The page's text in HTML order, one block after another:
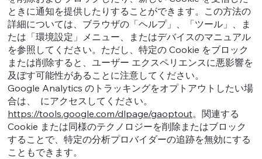
ときに通知を提供したりすることができます。この方法の
詳細については、ブラウザの「ヘルプ」、「ツール」、ま
たは「環境設定」メニュー、またはデバイスのマニュアル
を参照してください。ただし、特定の Cookie をブロック
または削除すると、ユーザー エクスペリエンスに悪影響を
及ぼす可能性があることに注意してください。
Google Analytics のトラッキングをオプトアウトしたい場
合は、 にアクセスしてください。
https://tools.google.com/dlpage/gaoptout。関連する
Cookie または同様のテクノロジーを削除またはブロック
することで、特定の分析プロバイダーの追跡を無効にする
こともできます。